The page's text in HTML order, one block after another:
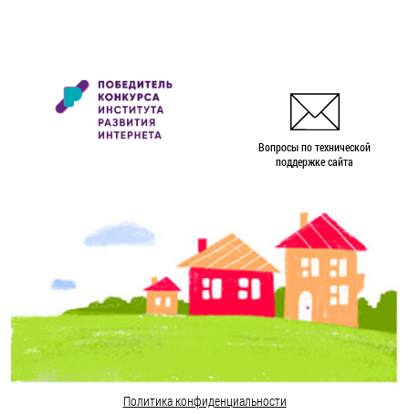
Вопросы по технической
поддержке сайта
Политика конфиденциальности